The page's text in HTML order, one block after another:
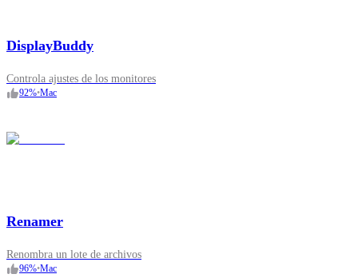
DisplayBuddy
Controla ajustes de los monitores
92%•Mac
Renamer
Renombra un lote de archivos
96%•Mac